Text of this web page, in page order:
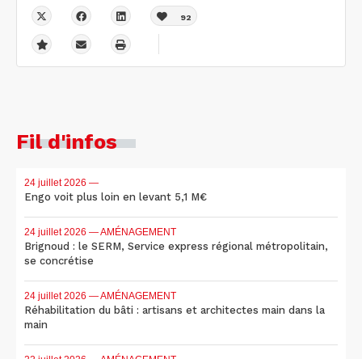
92
Fil d'infos
24 juillet 2026 —
Engo voit plus loin en levant 5,1 M€
24 juillet 2026 — AMÉNAGEMENT
Brignoud : le SERM, Service express régional métropolitain,
se concrétise
24 juillet 2026 — AMÉNAGEMENT
Réhabilitation du bâti : artisans et architectes main dans la
main